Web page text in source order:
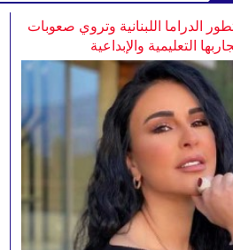
الدراما اللبنانية وتروي صعوبات
التعليمية والإبداعية